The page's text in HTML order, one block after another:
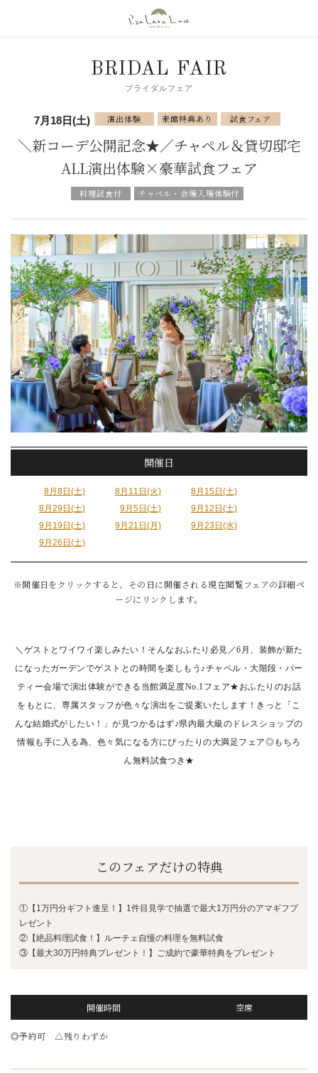
BRIDAL FAIR
ブライダルフェア
7月18日(土) 演出体験 来館特典あり 試食フェア
＼新コーデ公開記念★／チャペル＆貸切邸宅
ALL演出体験×豪華試食フェア
料理試食付 チャペル・会場入場体験付
開催日
8月8日(土) 8月11日(火)
8月15日(土)
8月29日(土)
9月5日(土)
9月12日(土)
9月19日(土)
9月21日(月)
9月23日(水)
9月26日(土)
※開催日をクリックすると、その日に開催される現在閲覧フェアの詳細ペ
ージにリンクします。
＼ゲストとワイワイ楽しみたい！そんなおふたり必見／6月、装飾が新た
になったガーデンでゲストとの時間を楽しもう♪チャペル・大階段・パー
ティー会場で演出体験ができる当館満足度No.1フェア★おふたりのお話
をもとに、専属スタッフが色々な演出をご提案いたします！きっと「こ
んな結婚式がしたい！」が見つかるはず♪県内最大級のドレスショップの
情報も手に入る為、色々気になる方にぴったりの大満足 フェア◎もちろ
ん無料試食つき★
このフェアだけの特典
①【1万円分ギフト進呈！】1件目見学で抽選で最大1万円分のアマギフプ
レゼント
②【絶品料理試食！】ルーチェ自慢の料理を無料試食
③【最大30万円特典プレゼント！】ご成約で豪華特典をプレゼント
開催時間 空席
◎予約可 △残りわずか